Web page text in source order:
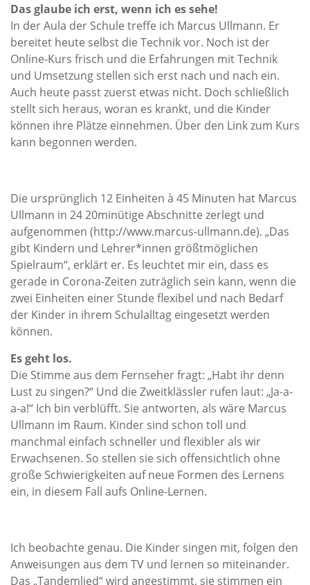
Das glaube ich erst, wenn ich es sehe!
In der Aula der Schule treffe ich Marcus Ullmann. Er
bereitet heute selbst die Technik vor. Noch ist der
Online-Kurs frisch und die Erfahrungen mit Technik
und Umsetzung stellen sich erst nach und nach ein.
Auch heute passt zuerst etwas nicht. Doch schließlich
stellt sich heraus, woran es krankt, und die Kinder
können ihre Plätze einnehmen. Über den Link zum Kurs
kann begonnen werden.
Die ursprünglich 12 Einheiten à 45 Minuten hat Marcus
Ullmann in 24 20minütige Abschnitte zerlegt und
aufgenommen (http://www.marcus-ullmann.de). „Das
gibt Kindern und Lehrer*innen größtmöglichen
Spielraum“, erklärt er. Es leuchtet mir ein, dass es
gerade in Corona-Zeiten zuträglich sein kann, wenn die
zwei Einheiten einer Stunde flexibel und nach Bedarf
der Kinder in ihrem Schulalltag eingesetzt werden
können.
Es geht los.
Die Stimme aus dem Fernseher fragt: „Habt ihr denn
Lust zu singen?“ Und die Zweitklässler rufen laut: „Ja-a-
a-a!“ Ich bin verblüfft. Sie antworten, als wäre Marcus
Ullmann im Raum. Kinder sind schon toll und
manchmal einfach schneller und flexibler als wir
Erwachsenen. So stellen sie sich offensichtlich ohne
große Schwierigkeiten auf neue Formen des Lernens
ein, in diesem Fall aufs Online-Lernen.
Ich beobachte genau. Die Kinder singen mit, folgen den
Anweisungen aus dem TV und lernen so miteinander.
Das „Tandemlied“ wird angestimmt, sie stimmen ein